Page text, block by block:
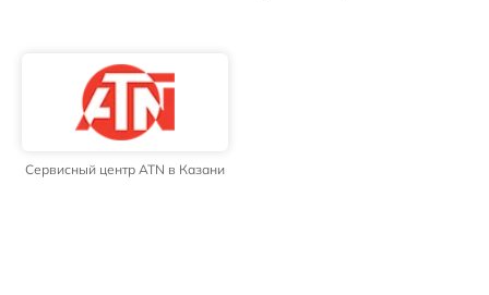
Сервисный центр ATN в Казани